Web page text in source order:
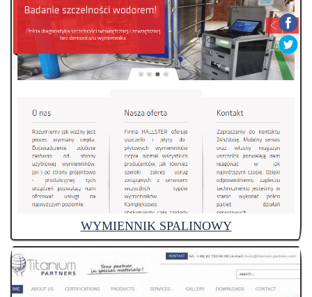
WYMIENNIK SPALINOWY